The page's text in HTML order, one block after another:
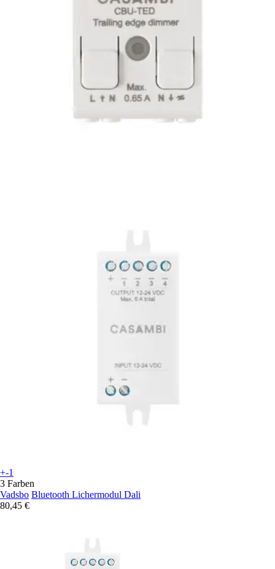
+-1
3 Farben
Vadsbo Bluetooth Lichermodul Dali
80,45 €